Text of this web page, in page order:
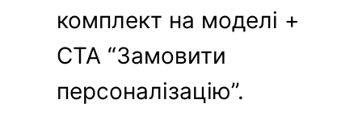
комплект на моделі +
CTA “Замовити
персоналізацію”.